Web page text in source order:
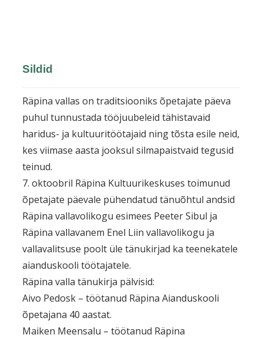
Sildid
Räpina vallas on traditsiooniks õpetajate päeva
puhul tunnustada tööjuubeleid tähistavaid
haridus- ja kultuuritöötajaid ning tõsta esile neid,
kes viimase aasta jooksul silmapaistvaid tegusid
teinud.
7. oktoobril Räpina Kultuurikeskuses toimunud
õpetajate päevale pühendatud tänuõhtul andsid
Räpina vallavolikogu esimees Peeter Sibul ja
Räpina vallavanem Enel Liin vallavolikogu ja
vallavalitsuse poolt üle tänukirjad ka teenekatele
aianduskooli töötajatele.
Räpina valla tänukirja pälvisid:
Aivo Pedosk – töötanud Räpina Aianduskooli
õpetajana 40 aastat.
Maiken Meensalu – töötanud Räpina